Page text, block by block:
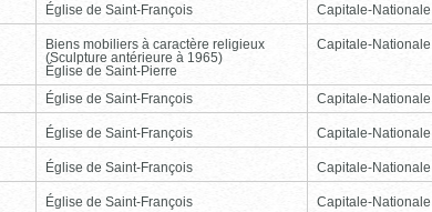
Église de Saint-François Capitale-Nationale
Biens mobiliers à caractère religieux
(Sculpture antérieure à 1965)
Église de Saint-Pierre
Capitale-Nationale
Église de Saint-François Capitale-Nationale
Église de Saint-François Capitale-Nationale
Église de Saint-François Capitale-Nationale
Église de Saint-François Capitale-Nationale